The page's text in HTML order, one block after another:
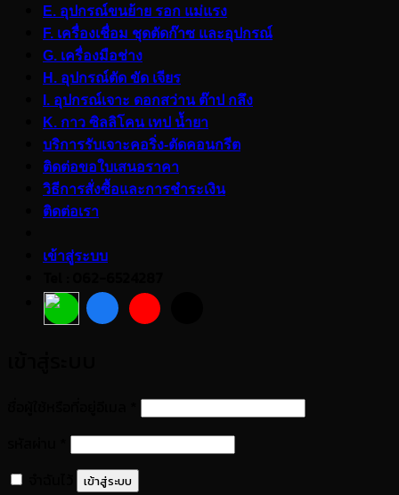
E. อุปกรณ์ขนย้าย รอก แม่แรง
F. เครื่องเชื่อม ชุดตัดก๊าซ และอุปกรณ์
G. เครื่องมือช่าง
H. อุปกรณ์ตัด ขัด เจียร
I. อุปกรณ์เจาะ ดอกสว่าน ต๊าป กลึง
K. กาว ซิลลิโคน เทป น้ำยา
บริการรับเจาะคอริ่ง-ตัดคอนกรีต
ติดต่อขอใบเสนอราคา
วิธีการสั่งซื้อและการชำระเงิน
ติดต่อเรา
เข้าสู่ระบบ
ต้องการ
ต้องการ
เข้าสู่ระบบ